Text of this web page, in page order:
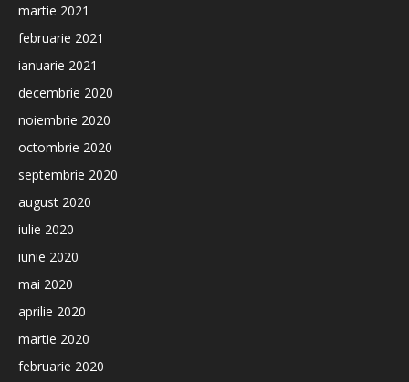
martie 2021
februarie 2021
ianuarie 2021
decembrie 2020
noiembrie 2020
octombrie 2020
septembrie 2020
august 2020
iulie 2020
iunie 2020
mai 2020
aprilie 2020
martie 2020
februarie 2020